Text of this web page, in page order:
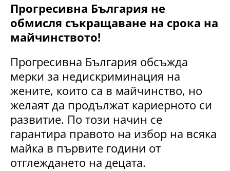
Прогресивна България не
обмисля съкращаване на срока на
майчинството!
Прогресивна България обсъжда
мерки за недискриминация на
жените, които са в майчинство, но
желаят да продължат кариерното си
развитие. По този начин се
гарантира правото на избор на всяка
майка в първите години от
отглеждането на децата.